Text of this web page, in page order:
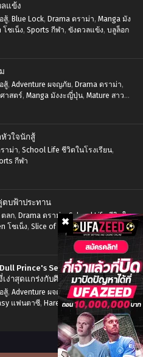
เวทมนตร์
เดอะ
พากย์
ไทย+ซับ
ลแข้ง
สู้, Blue Lock, Drama ดราม่า, Manga มัง
โชเน็ง, Sports กีฬา, ขังดวลแข้ง, บลูล็อก
สู้, Adventure ผจญภัย, Drama ดราม่า,
าสตร์, Manga มังงะญี่ปุ่น, Mature สาว
หัวใจนักสู้
าม่า, School Life ชีวิตในโรงเรียน,
กีฬา
ตบฟ้าประทาน
ตลก, Drama ดราม่า,School Life ชีวิตใน
โชเน็ง, Slice of Life รั้วโรงเรียน,
Prince's Secret Battle for the
เง่าสุดแกร่งกับศึกชิงราชสมบัติ
สู้, Adventure ผจญภัย ,Drama ดราม่า,
แฟนตาซี, Harem ฮาเร็ม,Manga มังงะ
แมนติก